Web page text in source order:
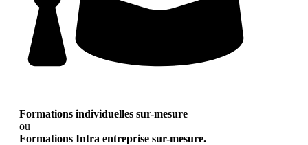
Formations individuelles sur-mesure
ou
Formations Intra entreprise sur-mesure.